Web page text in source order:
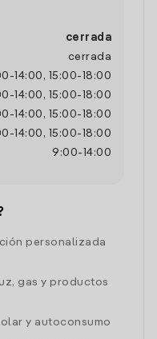
cerrada
cerrada
- 14:00 , 15:00- 18:00
- 14:00 , 15:00- 18:00
- 14:00 , 15:00- 18:00
- 14:00 , 15:00- 18:00
9:00- 14:00
personalizada
gas y productos
y autoconsumo